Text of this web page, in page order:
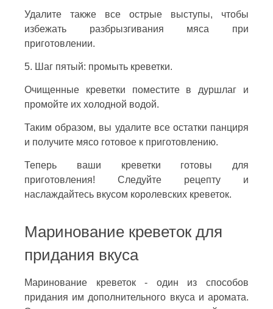
Удалите также все острые выступы, чтобы
избежать разбрызгивания мяса при
приготовлении.
5. Шаг пятый: промыть креветки.
Очищенные креветки поместите в дуршлаг и
промойте их холодной водой.
Таким образом, вы удалите все остатки панциря
и получите мясо готовое к приготовлению.
Теперь ваши креветки готовы для
приготовления! Следуйте рецепту и
наслаждайтесь вкусом королевских креветок.
Маринование креветок для
придания вкуса
Маринование креветок - один из способов
придания им дополнительного вкуса и аромата.